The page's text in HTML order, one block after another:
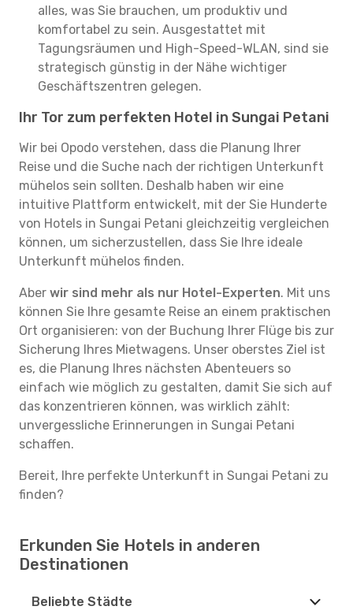
alles, was Sie brauchen, um produktiv und
komfortabel zu sein. Ausgestattet mit
Tagungsräumen und High-Speed-WLAN, sind sie
strategisch günstig in der Nähe wichtiger
Geschäftszentren gelegen.
Ihr Tor zum perfekten Hotel in Sungai Petani
Wir bei Opodo verstehen, dass die Planung Ihrer
Reise und die Suche nach der richtigen Unterkunft
mühelos sein sollten. Deshalb haben wir eine
intuitive Plattform entwickelt, mit der Sie Hunderte
von Hotels in Sungai Petani gleichzeitig vergleichen
können, um sicherzustellen, dass Sie Ihre ideale
Unterkunft mühelos finden.
Aber wir sind mehr als nur Hotel-Experten. Mit uns
können Sie Ihre gesamte Reise an einem praktischen
Ort organisieren: von der Buchung Ihrer Flüge bis zur
Sicherung Ihres Mietwagens. Unser oberstes Ziel ist
es, die Planung Ihres nächsten Abenteuers so
einfach wie möglich zu gestalten, damit Sie sich auf
das konzentrieren können, was wirklich zählt:
unvergessliche Erinnerungen in Sungai Petani
schaffen.
Bereit, Ihre perfekte Unterkunft in Sungai Petani zu
finden?
Erkunden Sie Hotels in anderen
Destinationen
Beliebte Städte